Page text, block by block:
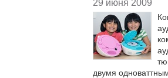
29 июня 2009
двумя